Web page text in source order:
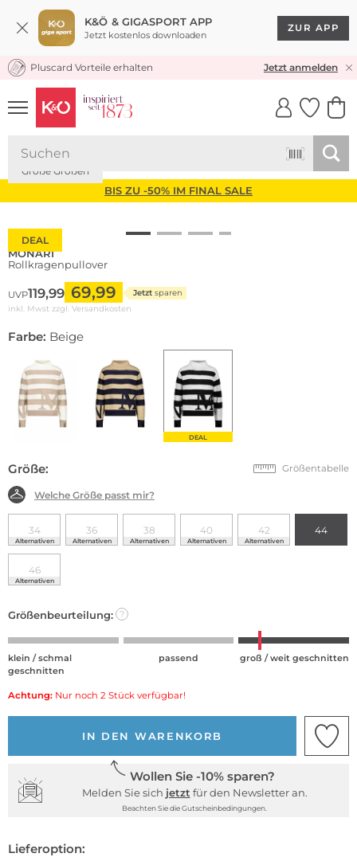
K&Ö & GIGASPORT APP
Jetzt kostenlos downloaden
ZUR APP
KOSTENLOSER VERSAND* & RÜCKVERSAND
Pluscard Vorteile erhalten Jetzt anmelden
UNSERE APP
CLICK &
BIS ZU -50% IM FINAL SALE
DEAL
Große Größen
MONARI
Rollkragenpullover
UVP119,99 69,99 Jetzt sparen
inkl. Mwst zzgl. Versandkosten
Farbe: Beige
DEAL
Größe: Größentabelle
Welche Größe passt mir?
34
Alternativen
36
Alternativen
38
Alternativen
40
Alternativen
42
Alternativen
44
46
Alternativen
Größenbeurteilung: ?
klein / schmal
geschnitten
passend groß / weit geschnitten
Achtung: Nur noch 2 Stück verfügbar!
IN DEN WARENKORB
Wollen Sie -10% sparen?
Melden Sie sich jetzt für den Newsletter an.
Beachten Sie die Gutscheinbedingungen.
Lieferoption: